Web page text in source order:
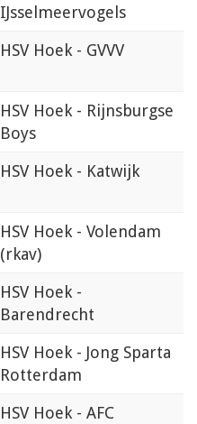
IJsselmeervogels
HSV Hoek - GVVV
HSV Hoek - Rijnsburgse
Boys
HSV Hoek - Katwijk
HSV Hoek - Volendam
(rkav)
HSV Hoek -
Barendrecht
HSV Hoek - Jong Sparta
Rotterdam
HSV Hoek - AFC